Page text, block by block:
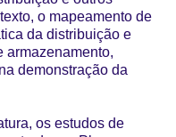
o mapeamento de
da distribuição e
armazenamento,
demonstração da
os estudos de